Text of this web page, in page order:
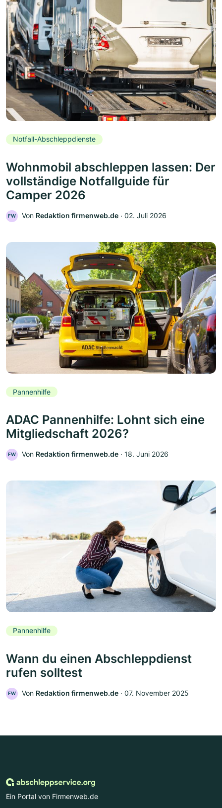
Notfall-Abschleppdienste
Wohnmobil abschleppen lassen: Der
vollständige Notfallguide für
Camper 2026
FW Von Redaktion firmenweb.de ‧ 02. Juli 2026
Pannenhilfe
ADAC Pannenhilfe: Lohnt sich eine
Mitgliedschaft 2026?
FW Von Redaktion firmenweb.de ‧ 18. Juni 2026
Pannenhilfe
Wann du einen Abschleppdienst
rufen solltest
FW Von Redaktion firmenweb.de ‧ 07. November 2025
Ein Portal von Firmenweb.de